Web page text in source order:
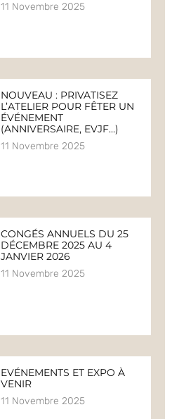
11 Novembre 2025
NOUVEAU : PRIVATISEZ
L’ATELIER POUR FÊTER UN
ÉVÉNEMENT
(ANNIVERSAIRE, EVJF…)
11 Novembre 2025
CONGÉS ANNUELS DU 25
DÉCEMBRE 2025 AU 4
JANVIER 2026
11 Novembre 2025
EVÉNEMENTS ET EXPO À
VENIR
11 Novembre 2025